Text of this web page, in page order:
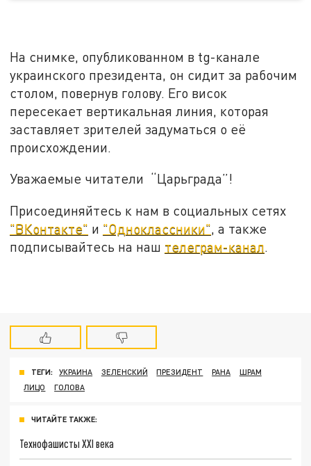
На снимке, опубликованном в tg-канале
украинского президента, он сидит за рабочим
столом, повернув голову. Его висок
пересекает вертикальная линия, которая
заставляет зрителей задуматься о её
происхождении.
Уважаемые читатели “Царьграда”!
Присоединяйтесь к нам в социальных сетях
"ВКонтакте" и "Одноклассники", а также
подписывайтесь на наш телеграм-канал.
ТЕГИ: УКРАИНА ЗЕЛЕНСКИЙ ПРЕЗИДЕНТ РАНА
ШРАМ
ЛИЦО
ГОЛОВА
ЧИТАЙТЕ ТАКЖЕ:
Технофашисты XXI века